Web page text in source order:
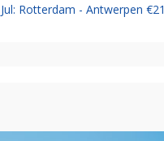
Jul: Rotterdam - Antwerpen €21